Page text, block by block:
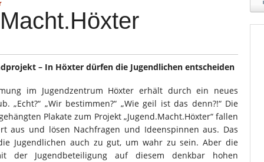
– In Höxter dürfen die Jugendlichen entscheiden
im Jugendzentrum Höxter erhält durch ein neues
„Echt?“ „Wir bestimmen?“ „Wie geil ist das denn?!“ Die
Plakate zum Projekt „Jugend.Macht.Höxter“ fallen
aus und lösen Nachfragen und Ideenspinnen aus. Das
Jugendlichen auch zu gut, um wahr zu sein. Aber die
der Jugendbeteiligung auf diesem denkbar hohen